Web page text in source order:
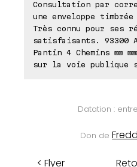
Consultation par
une enveloppe
Très connu pour ses
satisfaisants. 93300
Pantin 4 Chemins ⊠⊠
sur la voie publique
Datation :
Don de
< Flyer